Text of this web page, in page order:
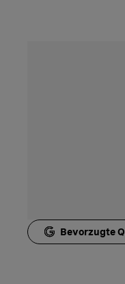
Bevorzugte